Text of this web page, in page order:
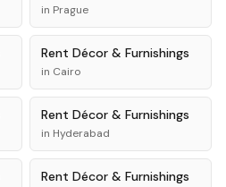
in Prague
Rent Décor & Furnishings
in Cairo
Rent Décor & Furnishings
in Hyderabad
Rent Décor & Furnishings